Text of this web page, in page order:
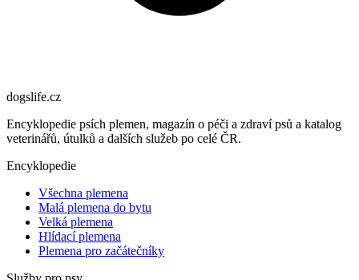
dogslife.cz
Encyklopedie psích plemen, magazín o péči a zdraví psů a katalog
veterinářů, útulků a dalších služeb po celé ČR.
Encyklopedie
Všechna plemena
Malá plemena do bytu
Velká plemena
Hlídací plemena
Plemena pro začátečníky